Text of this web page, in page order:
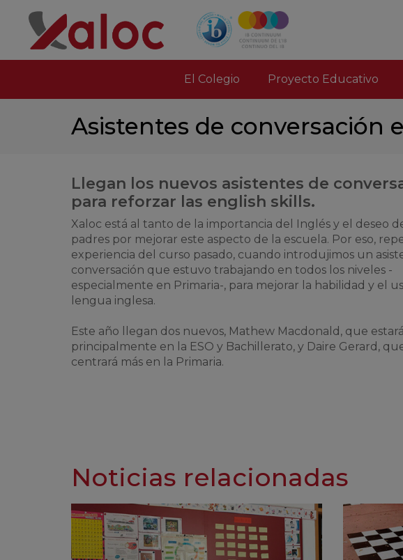
El Colegio Proyecto Educativo
Asistentes de conversación
Llegan los nuevos asistentes de
para reforzar las english skills.
Xaloc está al tanto de la importancia del Inglés y el deseo
padres por mejorar este aspecto de la escuela. Por eso,
experiencia del curso pasado, cuando introdujimos un
conversación que estuvo trabajando en todos los niveles -
especialmente en Primaria-, para mejorar la habilidad y el
lengua inglesa.
Este año llegan dos nuevos, Mathew Macdonald, que estará
principalmente en la ESO y Bachillerato, y Daire Gerard,
centrará más en la Primaria.
Noticias relacionadas